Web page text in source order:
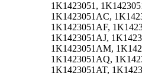
1K1423051,
1K1423051AC,
1K1423051AF,
1K1423051AJ,
1K1423051AM,
1K1423051AQ,
1K1423051AT,